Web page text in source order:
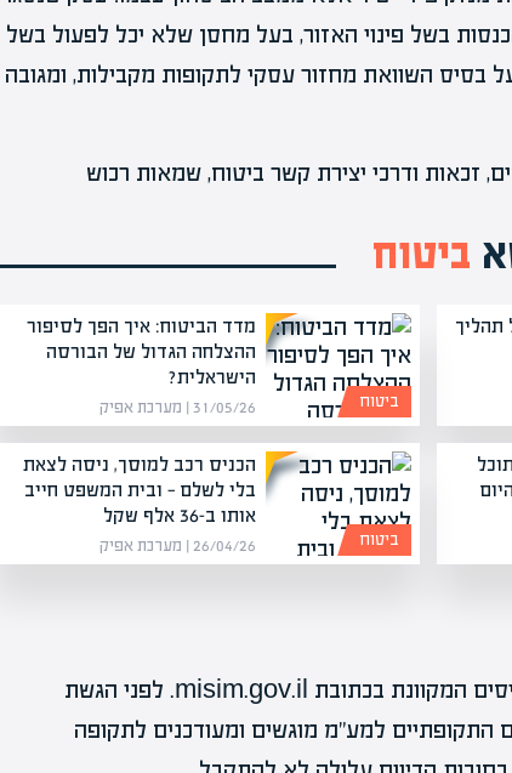
בשל פינוי האזור, בעל מחסן שלא יכל לפעול בשל
בסיס השוואת מחזור עסקי לתקופות מקבילות, ומגובה
ביטוח
תהליך
מדד הביטוח: איך הפך לסיפור
ההצלחה הגדול של הבורסה
הישראלית?
31/05/26 | מערכת אפיק ביטוח
הכניס רכב למוסך, ניסה לצאת
בלי לשלם — ובית המשפט חייב
אותו ב-36 אלף שקל
26/04/26 | מערכת אפיק ביטוח
ההגשה מתבצעת דרך מערכת רשות המיסים המקוונת בכתובת misim.gov.il. לפני הגשת
למע"מ מוגשים ומעודכנים לתקופה